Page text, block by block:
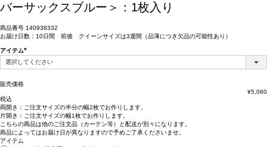
バーサックスブルー＞：1枚入り
商品番号 140938332
お届け日数：10日間 前後 クイーンサイズは3週間（品薄につき欠品の可能性あり）
アイテム
(必
販売価格
¥5,060
税込
両開き： ご注文サイズの半分の幅2枚でお作りします。
片開き： ご注文サイズの幅1枚でお作りします。
こちらの商品は他のご注文品（カーテン等）と配送が別々 になります。
商品によってはお届け日が異なりますので予めご了承くださいませ。
アイテム